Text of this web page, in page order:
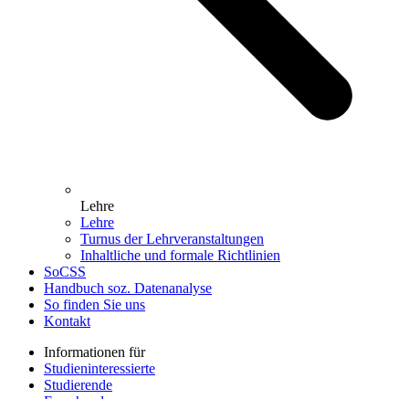
Lehre
Lehre
Turnus der Lehrveranstaltungen
Inhaltliche und formale Richtlinien
SoCSS
Handbuch soz. Datenanalyse
So finden Sie uns
Kontakt
Informationen für
Studieninteressierte
Studierende